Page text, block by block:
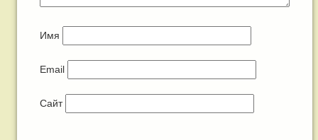
Имя
Email
Сайт